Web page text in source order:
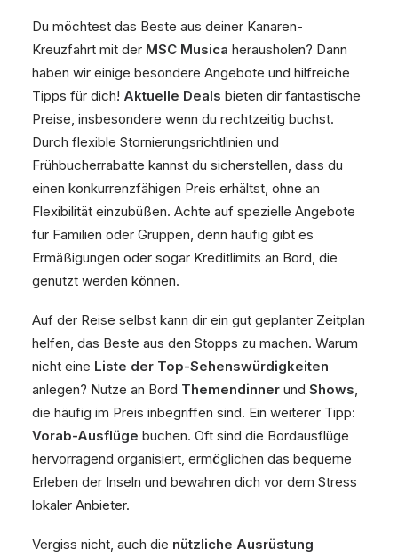
Du möchtest das Beste aus deiner Kanaren-
Kreuzfahrt mit der MSC Musica herausholen? Dann
haben wir einige besondere Angebote und hilfreiche
Tipps für dich! Aktuelle Deals bieten dir fantastische
Preise, insbesondere wenn du rechtzeitig buchst.
Durch flexible Stornierungsrichtlinien und
Frühbucherrabatte kannst du sicherstellen, dass du
einen konkurrenzfähigen Preis erhältst, ohne an
Flexibilität einzubüßen. Achte auf spezielle Angebote
für Familien oder Gruppen, denn häufig gibt es
Ermäßigungen oder sogar Kreditlimits an Bord, die
genutzt werden können.
Auf der Reise selbst kann dir ein gut geplanter Zeitplan
helfen, das Beste aus den Stopps zu machen. Warum
nicht eine Liste der Top-Sehenswürdigkeiten
anlegen? Nutze an Bord Themendinner und Shows,
die häufig im Preis inbegriffen sind. Ein weiterer Tipp:
Vorab-Ausflüge buchen. Oft sind die Bordausflüge
hervorragend organisiert, ermöglichen das bequeme
Erleben der Inseln und bewahren dich vor dem Stress
lokaler Anbieter.
Vergiss nicht, auch die nützliche Ausrüstung